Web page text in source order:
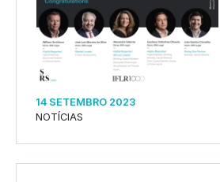
14 SETEMBRO 2023
NOTÍCIAS